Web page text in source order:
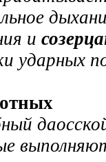
и
ударных